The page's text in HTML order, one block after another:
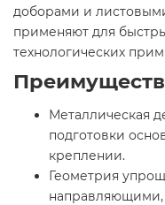
доборами и
применяют для
технологических
Металлическая
подготовки
креплении.
Геометрия